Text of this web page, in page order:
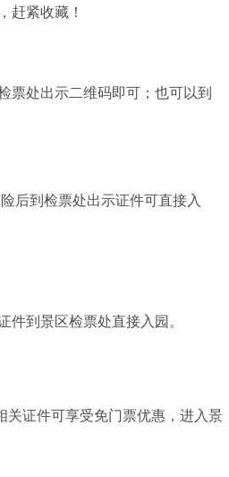
赶紧收藏！
处出示二维码即可；也可以到
后到检票处出示证件可直接入
到景区检票处直接入园。
证件可享受免门票优惠，进入景